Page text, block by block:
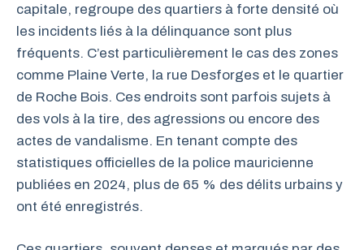
capitale, regroupe des quartiers à forte densité où
les incidents liés à la délinquance sont plus
fréquents. C’est particulièrement le cas des zones
comme Plaine Verte, la rue Desforges et le quartier
de Roche Bois. Ces endroits sont parfois sujets à
des vols à la tire, des agressions ou encore des
actes de vandalisme. En tenant compte des
statistiques officielles de la police mauricienne
publiées en 2024, plus de 65 % des délits urbains y
ont été enregistrés.